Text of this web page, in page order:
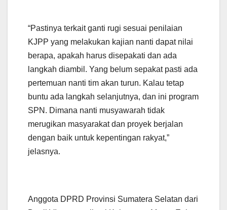
“Pastinya terkait ganti rugi sesuai penilaian
KJPP yang melakukan kajian nanti dapat nilai
berapa, apakah harus disepakati dan ada
langkah diambil. Yang belum sepakat pasti ada
pertemuan nanti tim akan turun. Kalau tetap
buntu ada langkah selanjutnya, dan ini program
SPN. Dimana nanti musyawarah tidak
merugikan masyarakat dan proyek berjalan
dengan baik untuk kepentingan rakyat,”
jelasnya.
Anggota DPRD Provinsi Sumatera Selatan dari